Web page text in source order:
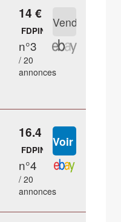
14 €
FDPIN
n°3
/ 20
annonces
16.4 €
FDPIN
n°4
/ 20
annonces